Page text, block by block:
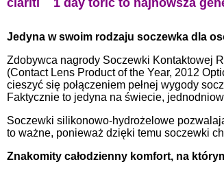
Jedyna w swoim rodzaju soczewka dla
Zdobywca nagrody Soczewki Kontaktowej
(Contact Lens Product of the Year, 2012
cieszyć się połączeniem pełnej wygody
Faktycznie to jedyna na świecie,
Soczewki silikonowo-hydrożelowe
to ważne, ponieważ dzięki temu soczewki
Znakomity całodzienny komfort, na